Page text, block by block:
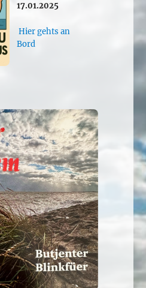
17.01.2025
Hier gehts an
Bord